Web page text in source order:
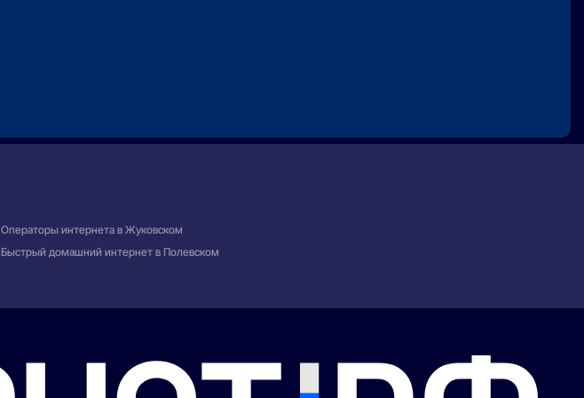
Операторы интернета в Жуковском
Быстрый домашний интернет в Полевском